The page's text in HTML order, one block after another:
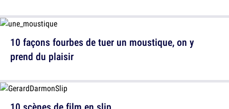
10 façons fourbes de tuer un moustique, on y
prend du plaisir